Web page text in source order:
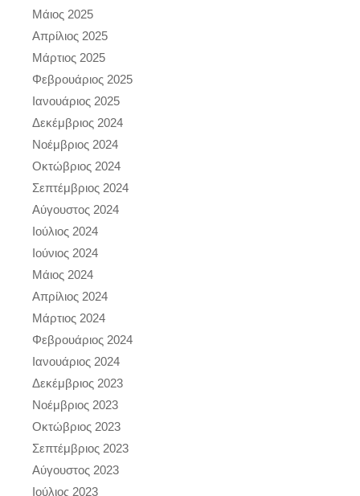
Μάιος 2025
Απρίλιος 2025
Μάρτιος 2025
Φεβρουάριος 2025
Ιανουάριος 2025
Δεκέμβριος 2024
Νοέμβριος 2024
Οκτώβριος 2024
Σεπτέμβριος 2024
Αύγουστος 2024
Ιούλιος 2024
Ιούνιος 2024
Μάιος 2024
Απρίλιος 2024
Μάρτιος 2024
Φεβρουάριος 2024
Ιανουάριος 2024
Δεκέμβριος 2023
Νοέμβριος 2023
Οκτώβριος 2023
Σεπτέμβριος 2023
Αύγουστος 2023
Ιούλιος 2023